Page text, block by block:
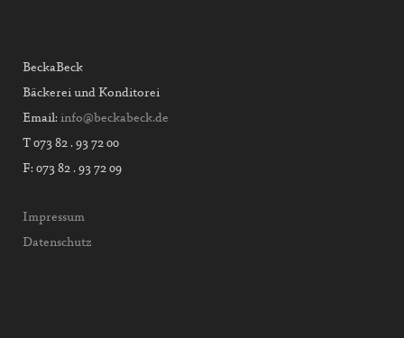
BeckaBeck
Bäckerei und Konditorei
Email: info@beckabeck.de
T 073 82 . 93 72 00
F: 073 82 . 93 72 09
Impressum
Datenschutz